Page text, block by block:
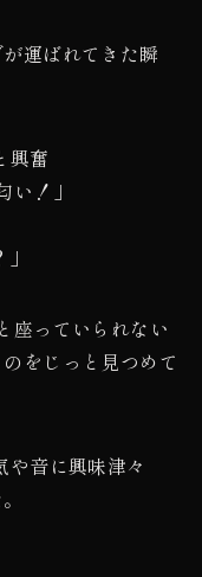
運ばれてきた瞬
興奮
！」
座っていられない
をじっと見つめて
音に興味津々